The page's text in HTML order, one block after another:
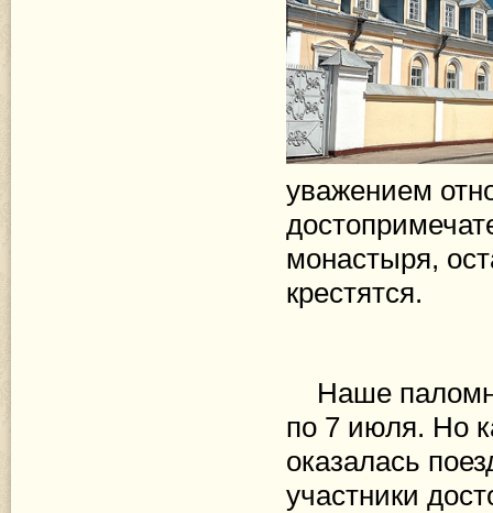
уважением
монастыря,
крестятся.
Наше
по 7 июля. Но
оказалась
участники